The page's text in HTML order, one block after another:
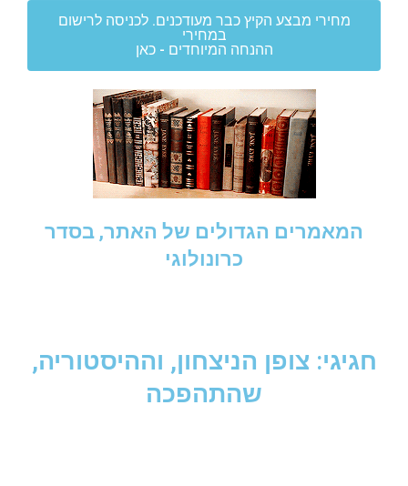
מחירי מבצע הקיץ כבר מעודכנים. לכניסה לרישום
במחירי
ההנחה המיוחדים - כאן
המאמרים הגדולים של האתר, בסדר
כרונולוגי
חגיגי: צופן הניצחון, וההיסטוריה,
שהתהפכה